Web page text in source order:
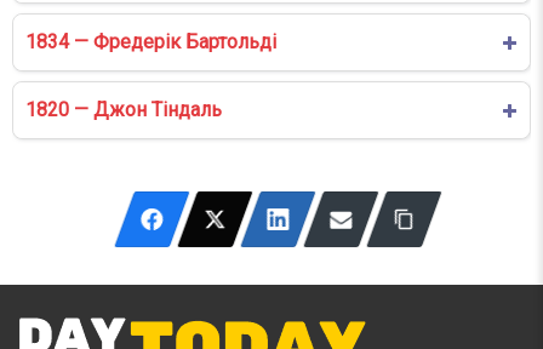
1834 — Фредерік Бартольді
1820 — Джон Тіндаль